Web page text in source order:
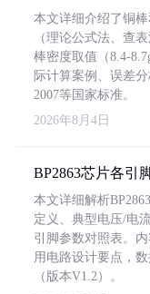
本文详细介绍了铜
（理论公式法、查
棒密度取值（8.4-
际计算案例、误差
2007等国家标准。
2026年8月4日
BP2863芯片各引
本文详细解析
定义、典型电压/电
引脚参数对照表。
用电路设计要点，
（版本V1.2）。